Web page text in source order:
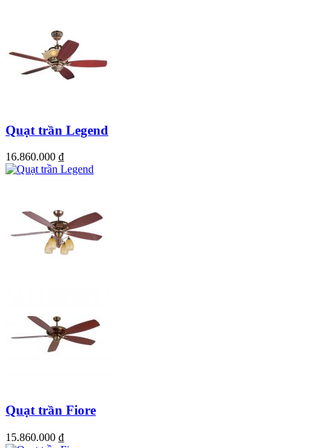
Quạt trần trang tríMr.Vũ – Vừa làm mát – Vừa làm đẹp căn phòng
khỏe. Quạt trần Classic 5 cánh gỗ – Sự lựa chọn cho phòng ăn
Quạt trần Legend
16.860.000 ₫
Quạt trần Fiore
15.860.000 ₫